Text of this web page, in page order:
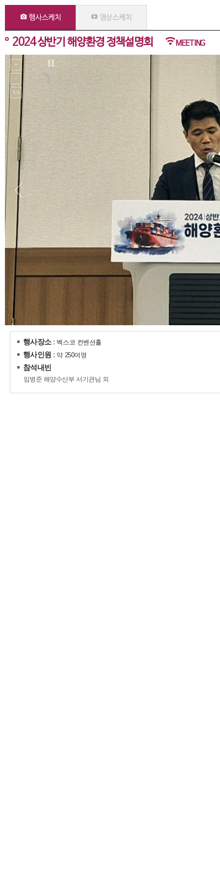
행사스케치 영상스케치
2024 상반기 해양환경 정책설명회 MEETING
행사장소: 벡스코 컨벤션홀
행사인원 : 약 250여명
참석내빈
임병준 해양수산부 서기관님 외